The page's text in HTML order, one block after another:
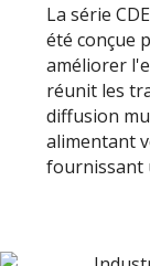
La série
été conçue
améliorer
réunit les
diffusion
alimentant
fournissant